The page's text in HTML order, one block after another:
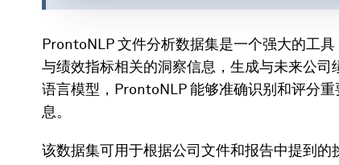
ProntoNLP 文件分析数据集是一个强大的工
与绩效指标相关的洞察信息，生成与未来公
语言模型，ProntoNLP 能够准确识别和评分
息。
该数据集可用于根据公司文件和报告中提到